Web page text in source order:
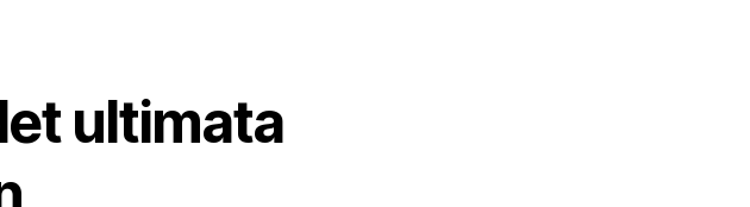
ultimata